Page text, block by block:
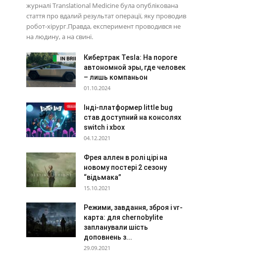
журналі Translational Medicine була опублікована
стаття про вдалий результат операції, яку проводив
робот-хірург.Правда, експеримент проводився не
на людину, а на свині.
Кибертрак Tesla: На пороге
автономной эры, где человек
– лишь компаньон
01.10.2024
Інді-платформер little bug
став доступний на консолях
switch і xbox
04.12.2021
Фрея аллен в ролі цірі на
новому постері 2 сезону
“відьмака”
15.10.2021
Режими, завдання, зброя і vr-
карта: для chernobylite
запланували шість
доповнень з...
29.09.2021